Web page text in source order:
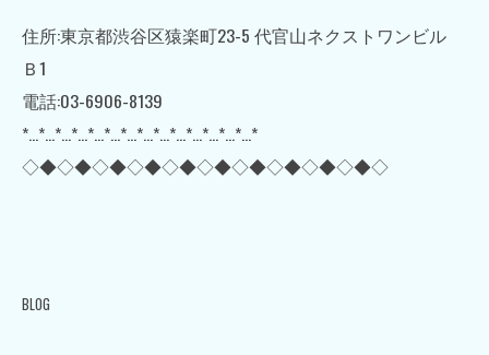
住所:東京都渋谷区猿楽町23-5 代官山ネクストワンビル
Ｂ1
電話:03-6906-8139
*…*…*…*…*…*…*…*…*…*…*…*…*…*…*
◇◆◇◆◇◆◇◆◇◆◇◆◇◆◇◆◇◆◇◆◇
BLOG